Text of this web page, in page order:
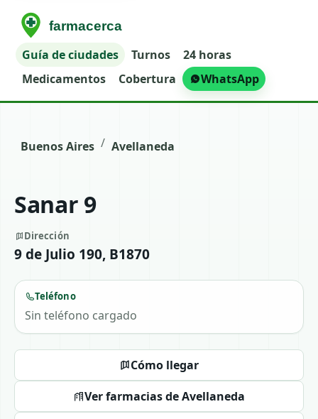
Guía de ciudades Turnos
24 horas
Medicamentos
Cobertura WhatsApp
Buenos Aires / Avellaneda
Sanar 9
Dirección
9 de Julio 190, B1870
Teléfono
Sin teléfono cargado
Cómo llegar
Ver farmacias de Avellaneda